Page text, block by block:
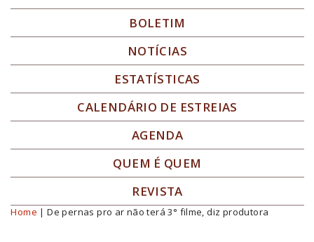
BOLETIM
NOTÍCIAS
ESTATÍSTICAS
CALENDÁRIO DE ESTREIAS
AGENDA
QUEM É QUEM
REVISTA
Você está aqui
Home | De pernas pro ar não terá 3° filme, diz produtora